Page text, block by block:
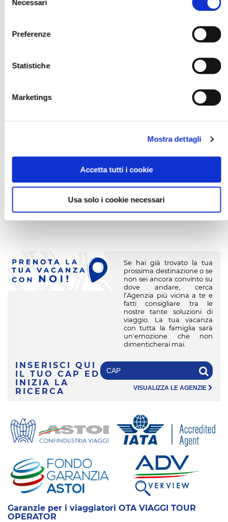
delNecessari
Preferenze
Statistiche
Marketings
Mostra dettagli
Accetta tutti i cookie
Usa solo i cookie necessari
PIÙ TRASFERIMENTI
Se hai già trovato la tua
prossima destinazione o se
non sei ancora convinto su
dove andare, cerca
l’Agenzia più vicina a te e
fatti consigliare tra le
nostre tante soluzioni di
viaggio. La tua vacanza
con tutta la famiglia sarà
un'emozione che non
dimenticherai mai.
INSERISCI QUI
IL TUO CAP
ED
INIZIA LA
RICERCA
VISUALIZZA LE AGENZIE
Garanzie per i viaggiatori OTA VIAGGI TOUR
OPERATOR